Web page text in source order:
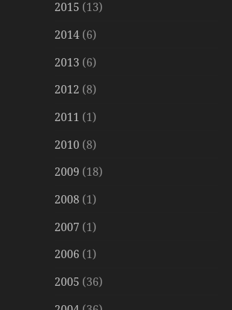
2015 (13)
2014 (6)
2013 (6)
2012 (8)
2011 (1)
2010 (8)
2009 (18)
2008 (1)
2007 (1)
2006 (1)
2005 (36)